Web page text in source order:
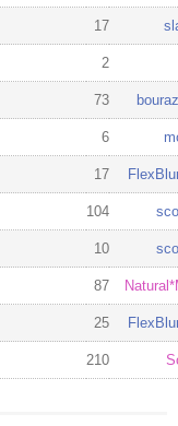
17
2
73
6
17
104
10
87
25
210